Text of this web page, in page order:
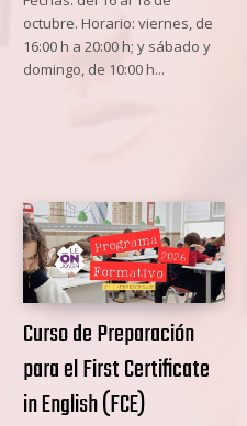
octubre. Horario: viernes, de
16:00 h a 20:00 h; y sábado y
domingo, de 10:00 h...
Curso de Preparación
para el First Certificate
in English (FCE)